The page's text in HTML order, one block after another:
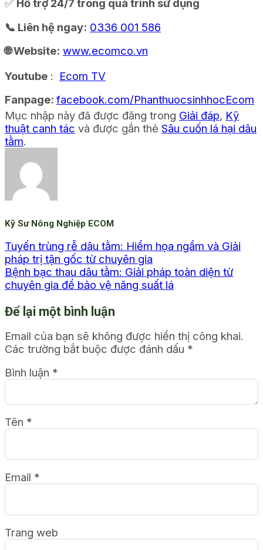
✅ Hỗ trợ 24/7 trong quá trình sử dụng
📞 Liên hệ ngay: 0336 001 586
🌐 Website: www.ecomco.vn
Youtube : Ecom TV
Fanpage: facebook.com/PhanthuocsinhhocEcom
Mục nhập này đã được đăng trong Giải đáp, Kỹ
thuật canh tác và được gắn thẻ Sâu cuốn lá hại dâu
tằm.
Kỹ Sư Nông Nghiệp ECOM
Tuyến trùng rễ dâu tằm: Hiểm họa ngầm và Giải
pháp trị tận gốc từ chuyên gia
Bệnh bạc thau dâu tằm: Giải pháp toàn diện từ
chuyên gia để bảo vệ năng suất lá
Để lại một bình luận
Email của bạn sẽ không được hiển thị công khai.
Các trường bắt buộc được đánh dấu *
Bình luận *
Tên *
Email *
Trang web